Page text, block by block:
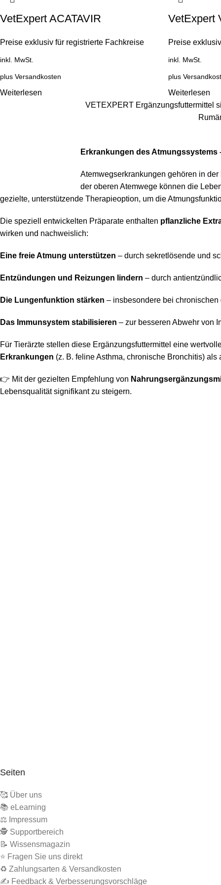
VetExpert ACATAVIR
Preise exklusiv für registrierte Fachkreise
inkl. MwSt.
plus Versandkosten
Weiterlesen
VetExpert
Preise
inkl. MwSt.
plus
Weiterlesen
VETEXPERT Ergänzungsfuttermittel
Erkrankungen des
Atemwegserkrankungen gehören in
der oberen Atemwege können die
gezielte, unterstützende Therapieoption, um die
Die speziell entwickelten Präparate enthalten pflanzliche
wirken und nachweislich:
Eine freie Atmung unterstützen – durch sekretlösende und
Entzündungen und Reizungen lindern – durch
Die Lungenfunktion stärken – insbesondere bei
Das Immunsystem stabilisieren – zur besseren Abwehr von
Für Tierärzte stellen diese Ergänzungsfuttermittel eine
Erkrankungen (z. B. feline Asthma, chronische Bronchitis) als
👉 Mit der gezielten Empfehlung von
Lebensqualität signifikant zu steigern.
Seiten
🥰 Über uns
📚 eLearning
⚖️ Impressum
🕵 Supportbereich
📝 Wissensmagazin
⭐ Fragen Sie uns direkt
♻️ Zahlungsarten & Versandkosten
✍️ Feedback & Verbesserungsvorschläge